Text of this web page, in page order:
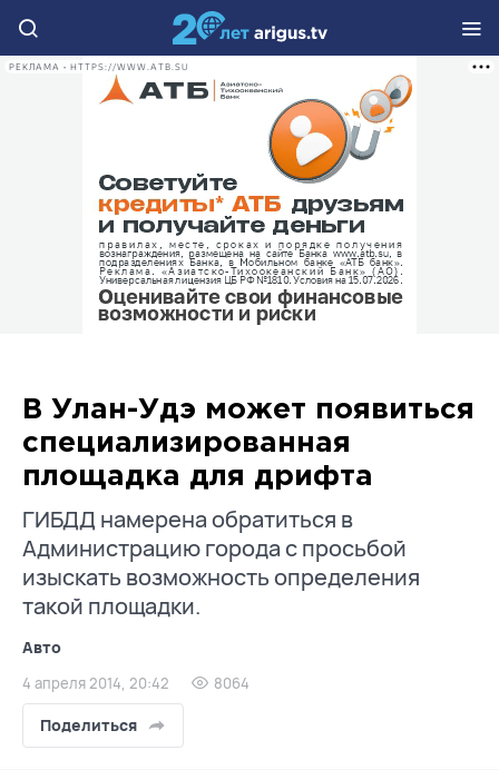
РЕКЛАМА • HTTPS://WWW.ATB.SU
В Улан-Удэ может появиться
специализированная
площадка для дрифта
ГИБДД намерена обратиться в
Администрацию города с просьбой
изыскать возможность определения
такой площадки.
Авто
4 апреля 2014, 20:42 8064
Поделиться